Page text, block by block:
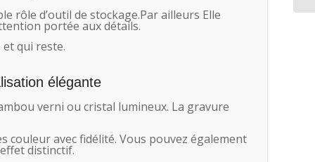
rôle d’outil de stockage.Par ailleurs Elle
portée aux détails.
et qui reste.
élégante
verni ou cristal lumineux. La gravure
couleur avec fidélité. Vous pouvez également
distinctif.